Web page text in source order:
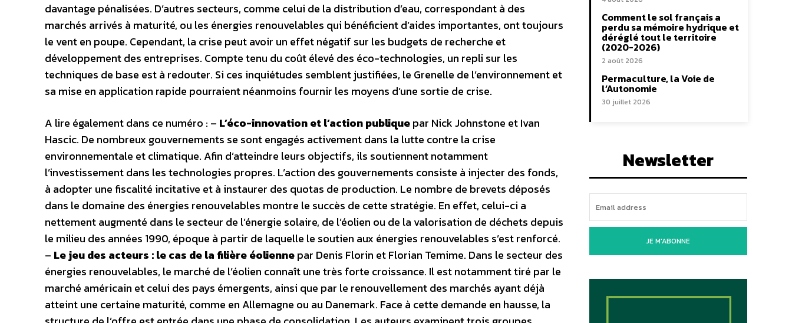
davantage pénalisées. D’autres secteurs, comme celui de la distribution d’eau, correspondant à des
marchés arrivés à maturité, ou les énergies renouvelables qui bénéficient d’aides importantes, ont toujours
le vent en poupe. Cependant, la crise peut avoir un effet négatif sur les budgets de recherche et
développement des entreprises. Compte tenu du coût élevé des éco-technologies, un repli sur les
techniques de base est à redouter. Si ces inquiétudes semblent justifiées, le Grenelle de l’environnement et
sa mise en application rapide pourraient néanmoins fournir les moyens d’une sortie de crise.
A lire également dans ce numéro : – L’éco-innovation et l’action publiquepar Nick Johnstone et Ivan
Hascic. De nombreux gouvernements se sont engagés activement dans la lutte contre la crise
environnementale et climatique. Afin d’atteindre leurs objectifs, ils soutiennent notamment
l’investissement dans les technologies propres. L’action des gouvernements consiste à injecter des fonds,
à adopter une fiscalité incitative et à instaurer des quotas de production. Le nombre de brevets déposés
dans le domaine des énergies renouvelables montre le succès de cette stratégie. En effet, celui-ci a
nettement augmenté dans le secteur de l’énergie solaire, de l’éolien ou de la valorisation de déchets depuis
le milieu des années 1990, époque à partir de laquelle le soutien aux énergies renouvelables s’est renforcé.
– Le jeu des acteurs : le cas de la filière éoliennepar Denis Florin et Florian Temime. Dans le secteur des
énergies renouvelables, le marché de l’éolien connaît une très forte croissance. Il est notamment tiré par le
marché américain et celui des pays émergents, ainsi que par le renouvellement des marchés ayant déjà
atteint une certaine maturité, comme en Allemagne ou au Danemark. Face à cette demande en hausse, la
Comment le sol français a
perdu sa mémoire hydrique et
déréglé tout le territoire
(2020-2026)
2 août 2026
Permaculture, la Voie de
l’Autonomie
30 juillet 2026
Newsletter
JE M'ABONNE